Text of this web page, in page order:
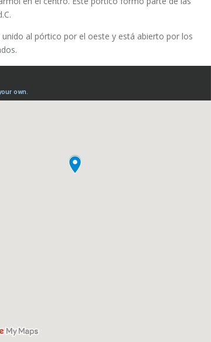
al pórtico por el oeste y está abierto por los